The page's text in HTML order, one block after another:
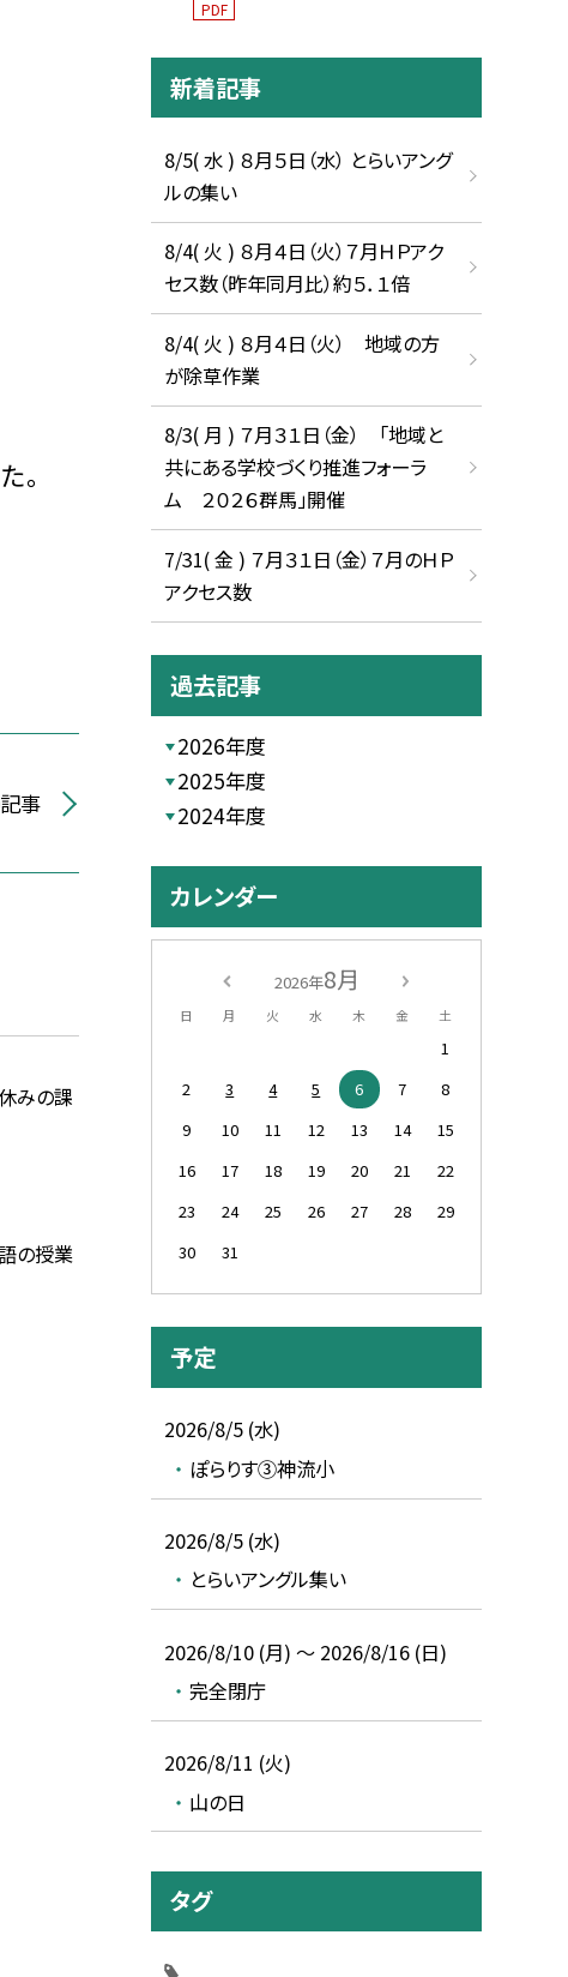
。
事
みの課
の授業
PDF
新着記事
8/5( 水 ) ８月５日（水） とらいアング
ルの集い
8/4( 火 ) ８月４日（火）７月ＨＰアク
セス数（昨年同月比）約５．１倍
8/4( 火 ) ８月４日（火） 地域の方
が除草作業
8/3( 月 ) ７月３１日（金） 「地域と
共にある学校づくり推進フォーラ
ム ２０２６群馬」開催
7/31( 金 ) ７月３１日（金）７月のＨＰ
アクセス数
過去記事
2026年度
2025年度
2024年度
カレンダー
2026年8月
日 月 火 水 木 金 土
1
2
3 4 5 6 7
8
9
10 11 12 13 14
15
16
17 18 19 20 21
22
23
24 25 26 27 28
29
30
31
予定
2026/8/5 (水)
ぽらりす③神流小
2026/8/5 (水)
とらいアングル集い
2026/8/10 (月) ～ 2026/8/16 (日)
完全閉庁
2026/8/11 (火)
山の日
タグ